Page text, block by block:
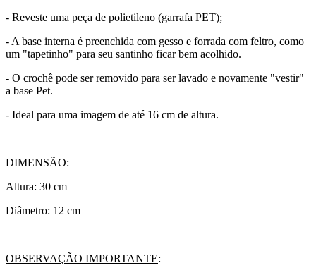
- Reveste uma peça de polietileno (garrafa PET);
- A base interna é preenchida com gesso e forrada com feltro, como
um "tapetinho" para seu santinho ficar bem acolhido.
- O crochê pode ser removido para ser lavado e novamente "vestir"
a base Pet.
- Ideal para uma imagem de até 16 cm de altura.
DIMENSÃO:
Altura: 30 cm
Diâmetro: 12 cm
OBSERVAÇÃO IMPORTANTE: